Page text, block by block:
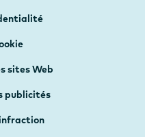
sites Web
publicités